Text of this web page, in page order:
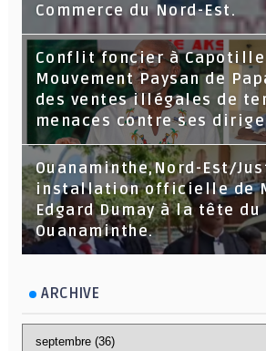
Commerce du Nord-Est.
Conflit foncier à
Mouvement Paysan de
des ventes illégales de
menaces contre ses
Ouanaminthe,Nord-Est/
installation officielle de
Edgard Dumay à la tête du
Ouanaminthe.
ARCHIVE